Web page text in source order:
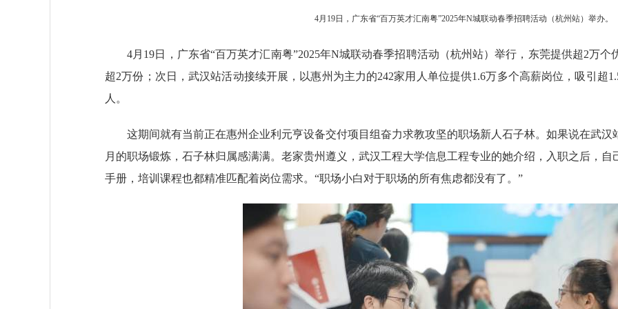
4月19日，广东省“百万英才汇南粤”2025年N城联动春季招聘活动（杭州站）举办。
4月19日，广东省“百万英才汇南粤”2025年N城联动春季招聘活动（杭州站）举行，东莞提供超2万个
超2万份；次日，武汉站活动接续开展，以惠州为主力的242家用人单位提供1.6万多个高薪岗位，吸引超
人。
这期间就有当前正在惠州企业利元亨设备交付项目组奋力求教攻坚的职场新人石子林。如果说在武汉
月的职场锻炼，石子林归属感满满。老家贵州遵义，武汉工程大学信息工程专业的她介绍，入职之后，
手册，培训课程也都精准匹配着岗位需求。“职场小白对于职场的所有焦虑都没有了。”